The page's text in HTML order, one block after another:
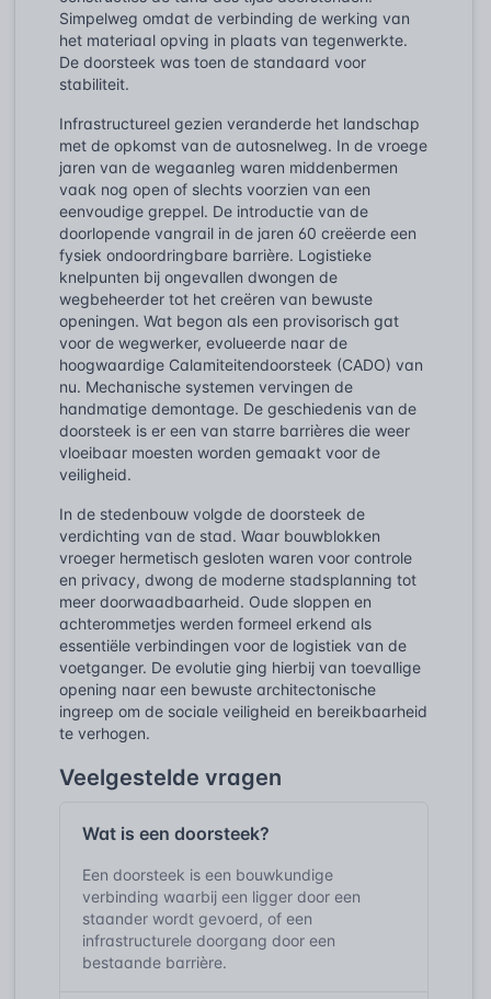
Simpelweg omdat de verbinding de werking van
het materiaal opving in plaats van tegenwerkte.
De doorsteek was toen de standaard voor
stabiliteit.
Infrastructureel gezien veranderde het landschap
met de opkomst van de autosnelweg. In de vroege
jaren van de wegaanleg waren middenbermen
vaak nog open of slechts voorzien van een
eenvoudige greppel. De introductie van de
doorlopende vangrail in de jaren 60 creëerde een
fysiek ondoordringbare barrière. Logistieke
knelpunten bij ongevallen dwongen de
wegbeheerder tot het creëren van bewuste
openingen. Wat begon als een provisorisch gat
voor de wegwerker, evolueerde naar de
hoogwaardige Calamiteitendoorsteek (CADO) van
nu. Mechanische systemen vervingen de
handmatige demontage. De geschiedenis van de
doorsteek is er een van starre barrières die weer
vloeibaar moesten worden gemaakt voor de
veiligheid.
In de stedenbouw volgde de doorsteek de
verdichting van de stad. Waar bouwblokken
vroeger hermetisch gesloten waren voor controle
en privacy, dwong de moderne stadsplanning tot
meer doorwaadbaarheid. Oude sloppen en
achterommetjes werden formeel erkend als
essentiële verbindingen voor de logistiek van de
voetganger. De evolutie ging hierbij van toevallige
opening naar een bewuste architectonische
ingreep om de sociale veiligheid en bereikbaarheid
te verhogen.
Veelgestelde vragen
Wat is een doorsteek?
Een doorsteek is een bouwkundige
verbinding waarbij een ligger door een
staander wordt gevoerd, of een
infrastructurele doorgang door een
bestaande barrière.